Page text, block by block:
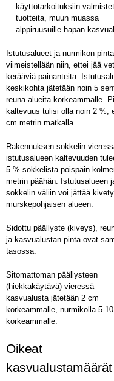
käyttötarkoituksiin
tuotteita, muun muassa
alppiruusuille hapan
Istutusalueet ja nurmikon pinta
viimeistellään niin, ettei jää
kerääviä painanteita.
keskikohta jätetään noin 5
reuna-alueita korkeammalle.
kaltevuus tulisi olla noin 2 %,
cm metrin matkalla.
Rakennuksen sokkelin
istutusalueen kaltevuuden
5 % sokkelista poispäin
metrin päähän. Istutusalueen
sokkelin väliin voi jättää
murskepohjaisen alueen.
Sidottu päällyste (kiveys),
ja kasvualustan pinta ovat
tasossa.
Sitomattoman päällysteen
(hiekkakäytävä) vieressä
kasvualusta jätetään 2 cm
korkeammalle, nurmikolla 5-
korkeammalle.
Oikeat
kasvualustamäärät